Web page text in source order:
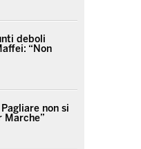
deboli
“Non
non si
Marche”